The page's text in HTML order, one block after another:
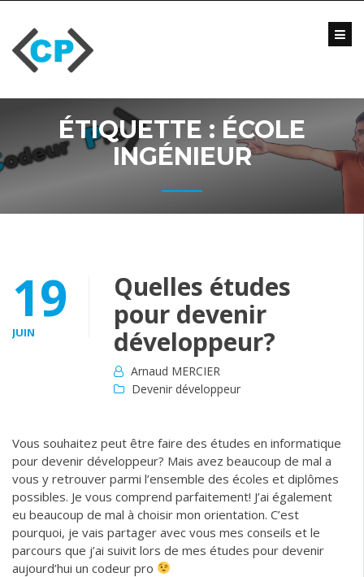
Blog
Vidéo
Formations
Entreprise
je
contacter
content
ÉTIQUETTE : ÉCOLE
INGÉNIEUR
19
JUIN
Quelles études
pour devenir
développeur?
Arnaud MERCIER
Devenir développeur
Vous souhaitez peut être faire des études en informatique
pour devenir développeur? Mais avez beaucoup de mal a
vous y retrouver parmi l’ensemble des écoles et diplômes
possibles. Je vous comprend parfaitement! J’ai également
eu beaucoup de mal à choisir mon orientation. C’est
pourquoi, je vais partager avec vous mes conseils et le
parcours que j’ai suivit lors de mes études pour devenir
aujourd’hui un codeur pro